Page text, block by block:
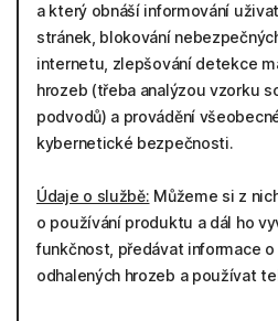
a který obnáší informování
stránek, blokování
internetu, zlepšování detekce
hrozeb (třeba analýzou vzorku
podvodů) a provádění
kybernetické bezpečnosti.
Údaje o službě: Můžeme si z
o používání produktu a dál ho
funkčnost, předávat informace
odhalených hrozeb a používat